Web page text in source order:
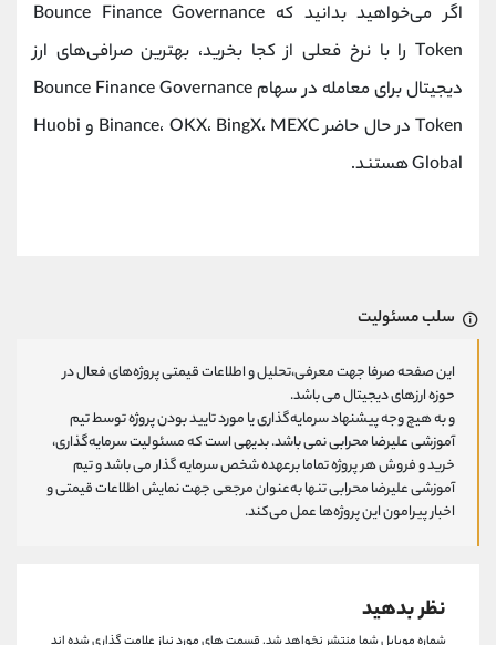
اگر می‌خواهید بدانید که Bounce Finance Governance
Token را با نرخ فعلی از کجا بخرید، بهترین صرافی‌های ارز
دیجیتال برای معامله در سهام Bounce Finance Governance
Token در حال حاضر Binance، OKX، BingX، MEXC و Huobi
Global هستند.
سلب مسئولیت
این صفحه صرفا جهت معرفی،تحلیل و اطلاعات قیمتی پروژه‌های فعال در
حوزه ارزهای دیجیتال می باشد.
و به هیچ وجه پیشنهاد سرمایه‌گذاری یا مورد تایید بودن پروژه توسط تیم
آموزشی علیرضا محرابی نمی باشد. بدیهی است که مسئولیت سرمایه‌گذاری،
خرید و فروش هر پروژه تماما برعهده شخص سرمایه گذار می باشد و تیم
آموزشی علیرضا محرابی تنها به‌عنوان مرجعی جهت نمایش اطلاعات قیمتی و
اخبار پیرامون این پروژه‌‌ها عمل می‌کند.
نظر بدهید